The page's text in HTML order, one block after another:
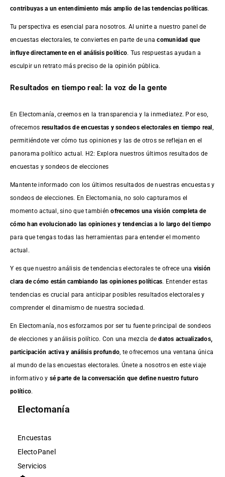
contribuyas a un entendimiento más amplio de las tendencias políticas.
Tu perspectiva es esencial para nosotros. Al unirte a nuestro panel de
encuestas electorales, te conviertes en parte de unacomunidad que
influye directamente en el análisis político. Tus respuestas ayudan a
esculpir un retrato más preciso de la opinión pública.
Resultados en tiempo real: la voz de la gente
En Electomanía, creemos en la transparencia y la inmediatez. Por eso,
ofrecemos resultados deencuestas y sondeos electorales en tiempo real ,
permitiéndote ver cómo tus opiniones y las de otros se reflejan en el
panorama político actual. H2: Explora nuestros últimos resultados de
encuestas y sondeos de elecciones
Mantente informado con los últimos resultados de nuestras encuestasy
sondeos de elecciones. En Electomania, no solo capturamos el
momento actual, sino que tambiénofrecemos una visión completa de
cómo han evolucionado las opiniones y tendencias a lo largo del tiempo
para que tengas todas las herramientas para entender el momento
actual.
Y es que nuestro análisis de tendencias electorales te ofrece una visión
clara de cómo están cambiando las opiniones políticas. Entender estas
tendencias es crucial para anticipar posibles resultados electorales y
comprender el dinamismo de nuestra sociedad.
En Electomanía, nos esforzamos por ser tu fuente principal de sondeos
de elecciones y análisis político. Con una mezcla dedatos actualizados,
participación activa y análisis profundo, te ofrecemos una ventana única
al mundo de las encuestas electorales. Únete a nosotros en este viaje
informativo y sé parte de la conversación que define nuestro futuro
político.
Electomanía
Encuestas
ElectoPanel
Servicios